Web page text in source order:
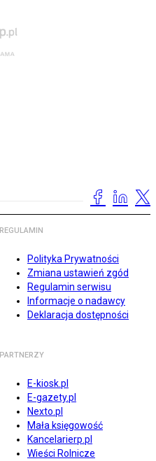
REGULAMIN
Polityka Prywatności
Zmiana ustawień zgód
Regulamin serwisu
Informacje o nadawcy
Deklaracja dostępności
PARTNERZY
E-kiosk.pl
E-gazety.pl
Nexto.pl
Mała księgowość
Kancelarierp.pl
Wieści Rolnicze